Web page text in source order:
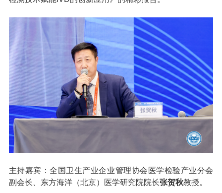
主持嘉宾：全国卫生产业企业管理协会医学检验产业分会
副会长、东方海洋（北京）医学研究院院长张贺秋教授。